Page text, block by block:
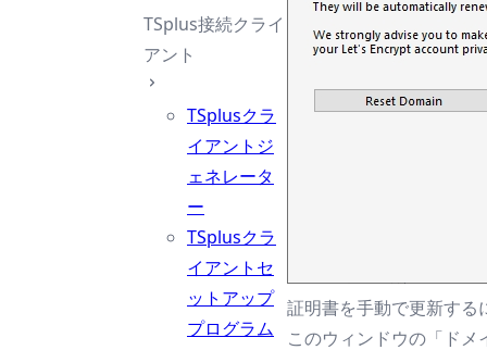
TSplus接続クライ
アント
TSplusクラ
イアントジ
ェネレータ
ー
TSplusクラ
イアントセ
ットアップ
プログラム
証明書を手動で更新する
このウィンドウの「ド